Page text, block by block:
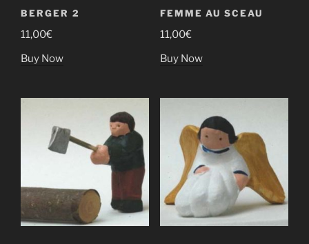
BERGER 2
11,00€
Buy Now
FEMME AU SCEAU
11,00€
Buy Now